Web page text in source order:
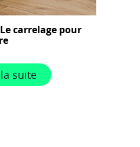
carrelage pour
suite